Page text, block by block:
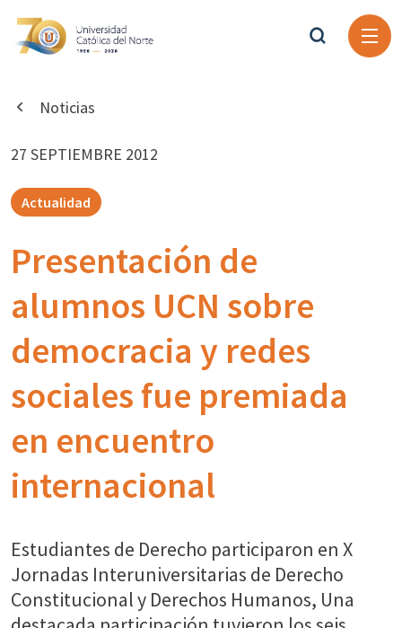
Noticias
27 SEPTIEMBRE 2012
Actualidad
Presentación de
alumnos UCN sobre
democracia y redes
sociales fue premiada
en encuentro
internacional
Estudiantes de Derecho participaron en X
Jornadas Interuniversitarias de Derecho
Constitucional y Derechos Humanos, Una